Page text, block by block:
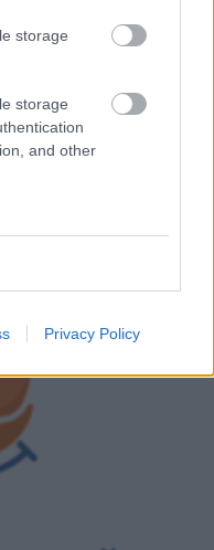
storage
storage
and other
Privacy Policy
részes sorozat
részében beszél
kell lehűteni a
szabad őket tárolni,
e perverz